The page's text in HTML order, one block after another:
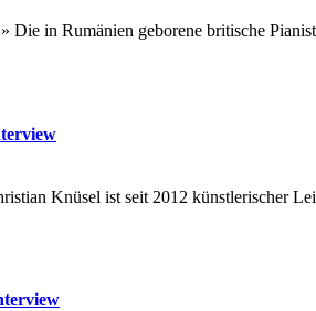
Die in Rumänien geborene britische
Knüsel ist seit 2012 künstlerischer